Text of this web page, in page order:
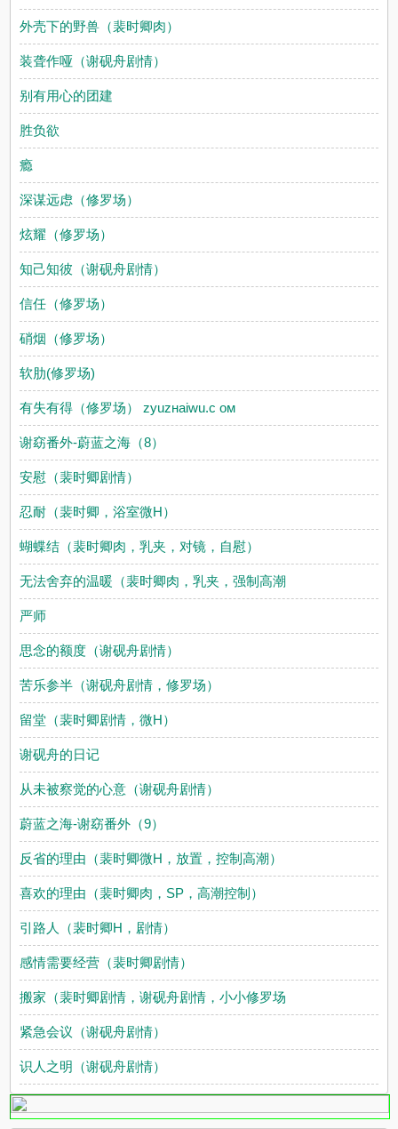
外壳下的野兽（裴时卿肉）
装聋作哑（谢砚舟剧情）
别有用心的团建
胜负欲
瘾
深谋远虑（修罗场）
炫耀（修罗场）
知己知彼（谢砚舟剧情）
信任（修罗场）
硝烟（修罗场）
软肋(修罗场)
有失有得（修罗场） zуuzнaiwu.c oм
谢窈番外-蔚蓝之海（8）
安慰（裴时卿剧情）
忍耐（裴时卿，浴室微H）
蝴蝶结（裴时卿肉，乳夹，对镜，自慰）
无法舍弃的温暖（裴时卿肉，乳夹，强制高潮
严师
思念的额度（谢砚舟剧情）
苦乐参半（谢砚舟剧情，修罗场）
留堂（裴时卿剧情，微H）
谢砚舟的日记
从未被察觉的心意（谢砚舟剧情）
蔚蓝之海-谢窈番外（9）
反省的理由（裴时卿微H，放置，控制高潮）
喜欢的理由（裴时卿肉，SP，高潮控制）
引路人（裴时卿H，剧情）
感情需要经营（裴时卿剧情）
搬家（裴时卿剧情，谢砚舟剧情，小小修罗场
紧急会议（谢砚舟剧情）
识人之明（谢砚舟剧情）